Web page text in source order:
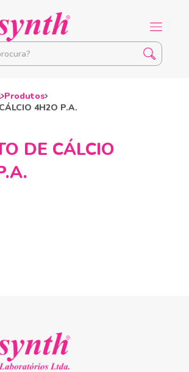
Produtos
4H2O P.A.
DE CÁLCIO